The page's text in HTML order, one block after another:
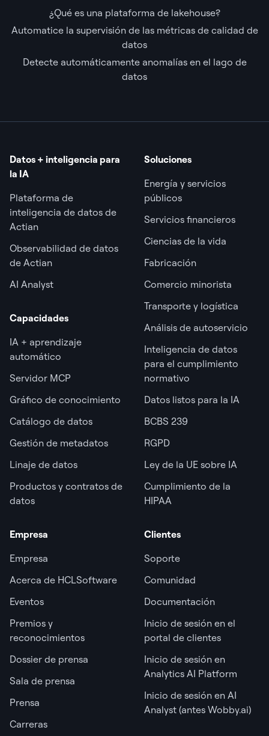
¿Qué es una plataforma de lakehouse?
Automatice la supervisión de las métricas de calidad de
datos
Detecte automáticamente anomalías en el lago de
datos
Datos + inteligencia para
la IA
Plataforma de
inteligencia de datos de
Actian
Observabilidad de datos
de Actian
AI Analyst
Capacidades
IA + aprendizaje
automático
Servidor MCP
Gráfico de conocimiento
Catálogo de datos
Gestión de metadatos
Linaje de datos
Productos y contratos de
datos
Soluciones
Energía y servicios
públicos
Servicios financieros
Ciencias de la vida
Fabricación
Comercio minorista
Transporte y logística
Análisis de autoservicio
Inteligencia de datos
para el cumplimiento
normativo
Datos listos para la IA
BCBS 239
RGPD
Ley de la UE sobre IA
Cumplimiento de la
HIPAA
Empresa
Empresa
Acerca de HCLSoftware
Eventos
Premios y
reconocimientos
Dossier de prensa
Sala de prensa
Prensa
Carreras
Clientes
Soporte
Comunidad
Documentación
Inicio de sesión en el
portal de clientes
Inicio de sesión en
Analytics AI Platform
Inicio de sesión en AI
Analyst (antes Wobby.ai)